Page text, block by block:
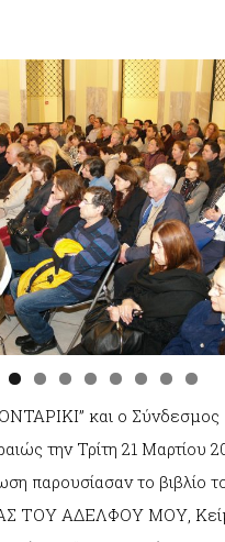
και ο Σύνδεσμος
την Τρίτη 21 Μαρτίου
παρουσίασαν το βιβλίο
ΤΟΥ ΑΔΕΛΦΟΥ ΜΟΥ,